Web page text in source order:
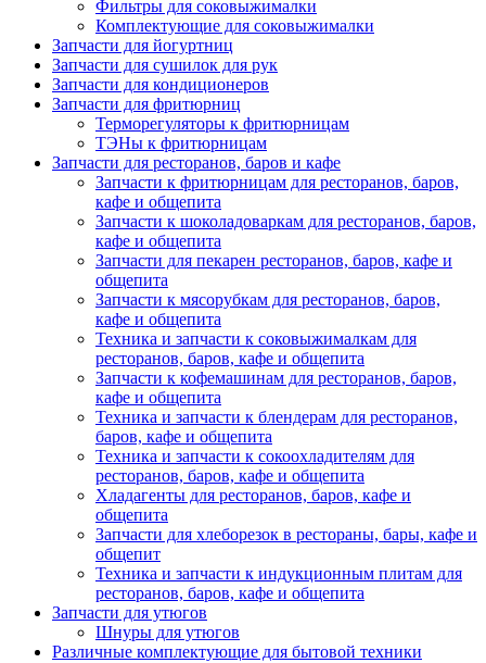
Фильтры для соковыжималки
Комплектующие для соковыжималки
Запчасти для йогуртниц
Запчасти для сушилок для рук
Запчасти для кондиционеров
Запчасти для фритюрниц
Терморегуляторы к фритюрницам
ТЭНы к фритюрницам
Запчасти для ресторанов, баров и кафе
Запчасти к фритюрницам для ресторанов, баров,
кафе и общепита
Запчасти к шоколадоваркам для ресторанов, баров,
кафе и общепита
Запчасти для пекарен ресторанов, баров, кафе и
общепита
Запчасти к мясорубкам для ресторанов, баров,
кафе и общепита
Техника и запчасти к соковыжималкам для
ресторанов, баров, кафе и общепита
Запчасти к кофемашинам для ресторанов, баров,
кафе и общепита
Техника и запчасти к блендерам для ресторанов,
баров, кафе и общепита
Техника и запчасти к сокоохладителям для
ресторанов, баров, кафе и общепита
Хладагенты для ресторанов, баров, кафе и
общепита
Запчасти для хлеборезок в рестораны, бары, кафе и
общепит
Техника и запчасти к индукционным плитам для
ресторанов, баров, кафе и общепита
Запчасти для утюгов
Шнуры для утюгов
Различные комплектующие для бытовой техники